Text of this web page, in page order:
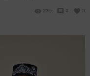
235 0 0